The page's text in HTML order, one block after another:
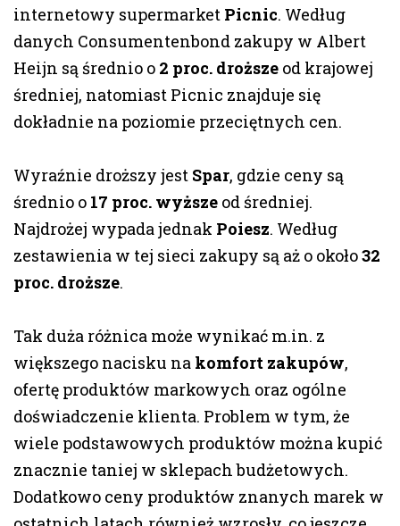
internetowy supermarket Picnic. Według
danych Consumentenbond zakupy w Albert
Heijn są średnio o 2 proc. droższe od krajowej
średniej, natomiast Picnic znajduje się
dokładnie na poziomie przeciętnych cen.
Wyraźnie droższy jest Spar, gdzie ceny są
średnio o 17 proc. wyższe od średniej.
Najdrożej wypada jednak Poiesz. Według
zestawienia w tej sieci zakupy są aż o około32
proc. droższe.
Tak duża różnica może wynikać m.in. z
większego nacisku na komfort zakupów,
ofertę produktów markowych oraz ogólne
doświadczenie klienta. Problem w tym, że
wiele podstawowych produktów można kupić
znacznie taniej w sklepach budżetowych.
Dodatkowo ceny produktów znanych marek w